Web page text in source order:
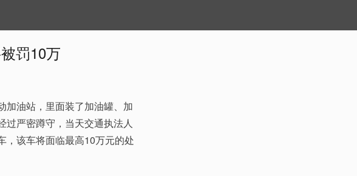
罚10万
油站，里面装了加油罐、加
过严密蹲守，当天交通执法人
，该车将面临最高10万元的处